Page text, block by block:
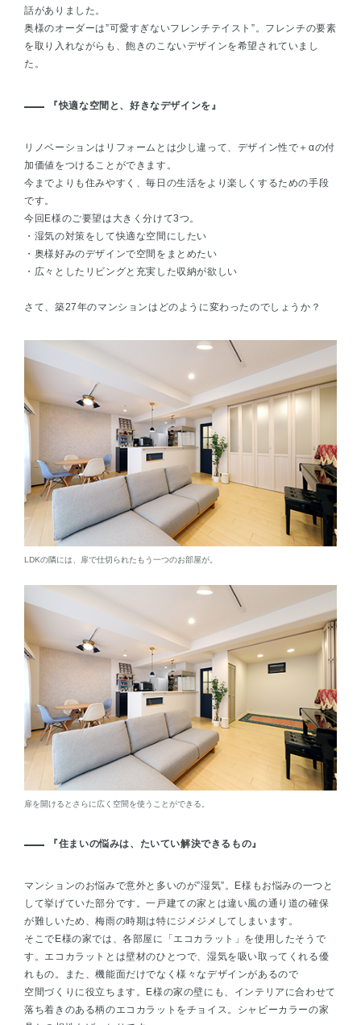
話がありました。
奥様のオーダーは”可愛すぎないフレンチテイスト”。フレンチの要素
を取り入れながらも、飽きのこないデザインを希望されていまし
た。
『快適な空間と、好きなデザインを』
リノベーションはリフォームとは少し違って、デザイン性で＋αの付
加価値をつけることができます。
今までよりも住みやすく、毎日の生活をより楽しくするための手段
です。
今回E様のご要望は大きく分けて3つ。
・湿気の対策をして快適な空間にしたい
・奥様好みのデザインで空間をまとめたい
・広々としたリビングと充実した収納が欲しい
さて、築27年のマンションはどのように変わったのでしょうか？
LDKの隣には、扉で仕切られたもう一つのお部屋が。
扉を開けるとさらに広く空間を使うことができる。
『住まいの悩みは、たいてい解決できるもの』
マンションのお悩みで意外と多いのが”湿気”。E様もお悩みの一つと
して挙げていた部分です。一戸建ての家とは違い風の通り道の確保
が難しいため、梅雨の時期は特にジメジメしてしまいます。
そこでE様の家では、各部屋に「エコカラット」を使用したそうで
す。エコカラットとは壁材のひとつで、湿気を吸い取ってくれる優
れもの。また、機能面だけでなく様々なデザインがあるので
空間づくりに役立ちます。E様の家の壁にも、インテリアに合わせて
落ち着きのある柄のエコカラットをチョイス。シャビーカラーの家